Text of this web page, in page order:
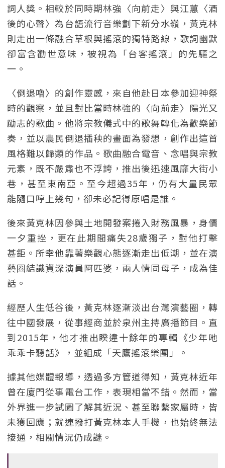
詞人獎。相較於同時期林強〈向前走〉與江蕙〈酒
後的心聲〉為台語流行音樂劃下新分水嶺，黃克林
則走出一條融合草根與搖滾的獨特路線，歌詞幽默
卻富含勸世意味，被視為「台客搖滾」的先驅之
一。
〈倒退嚕〉的創作靈感，來自他赴日本參加迎神祭
時的觀察，並且對比當時林強的〈向前走〉陽光又
勵志的歌曲。他將宗教儀式中的歌舞轉化為歡樂節
奏，並以農民倒退插秧的畫面為發想，創作出這首
風格難以歸類的作品。歌曲融合電音、念唱與宗教
元素，既不嚴肅也不浮誇，推出後迅速風靡大街小
巷，甚至東南亞。至今超過35年，仍有大量民眾
能隨口哼上幾句，卻未必記得原唱是誰。
後來黃克林因參與土地開發案捲入財務風暴，身價
一夕重挫，更在此期間痛失28歲獨子，對他打擊
甚鉅。所幸他靠著樂觀心態逐漸走出低潮，並在演
藝圈結識資深演員阿匹婆，兩人情同母子，成為佳
話。
經歷人生低谷後，黃克林逐漸淡出台灣演藝圈，轉
往中國發展，從事經商並於泉州主持廣播節目。直
到2015年，他才推出睽違十餘年的專輯《少年吔
乖乖卡聽話》，並組成「天鷹搖滾樂團」。
據其他媒體報導，透過多方管道得知，黃克林近年
曾在廈門從事電台工作，表現相當不錯。然而，當
外界進一步試圖了解其近況、甚至聯繫家屬時，皆
未獲回應；就連撥打黃克林本人手機，也始終無法
接通，相關情況仍成謎。